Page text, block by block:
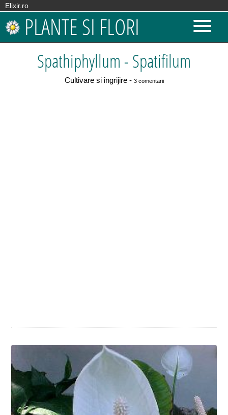
Elixir.ro
PLANTE SI FLORI
Spathiphyllum - Spatifilum
Cultivare si ingrijire - 3 comentarii